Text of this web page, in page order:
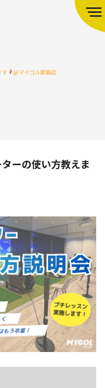
す
@マイゴル都島店
ーの使い方教えま